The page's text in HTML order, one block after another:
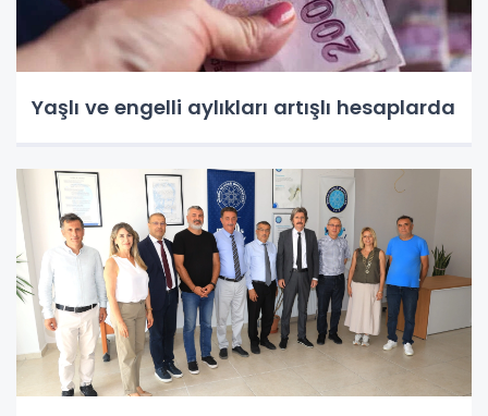
Yaşlı ve engelli aylıkları artışlı hesaplarda